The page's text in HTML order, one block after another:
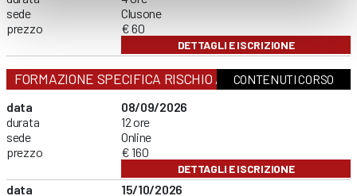
sede
prezzo
Clusone
€ 60
DETTAGLI E ISCRIZIONE
FORMAZIONE SPECIFICA RISCHIO ALTOCONTENUTI CORSO
data
durata
sede
prezzo
08/09/2026
12 ore
Online
€ 160
DETTAGLI E ISCRIZIONE
data
15/10/2026